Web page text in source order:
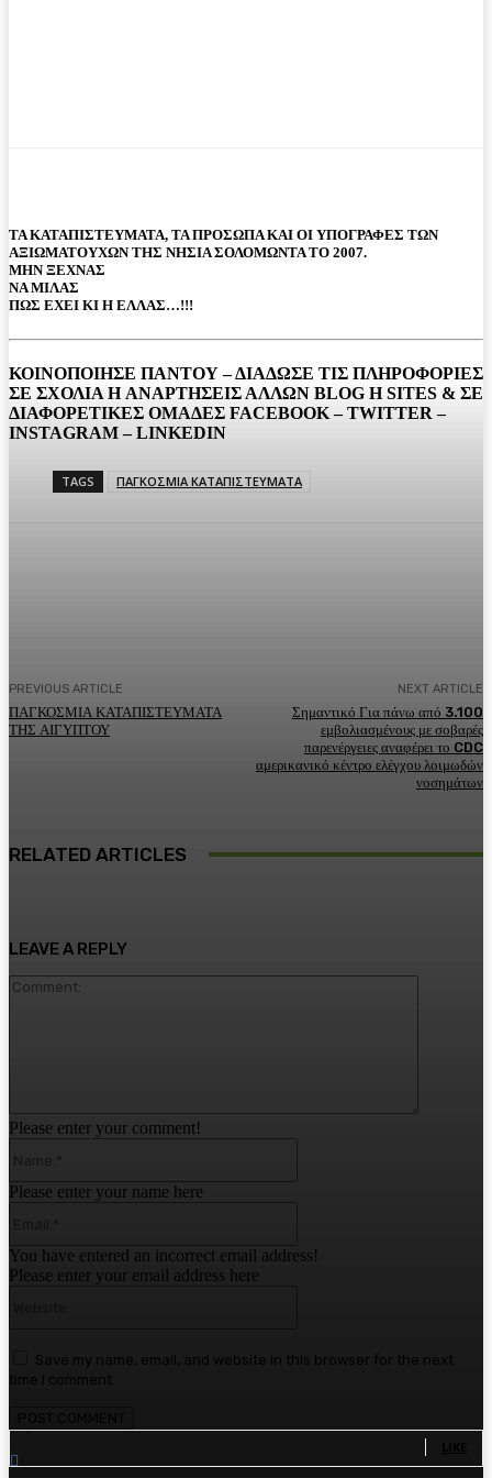
ΤΑ ΚΑΤΑΠΙΣΤΕΥΜΑΤΑ, ΤΑ ΠΡΟΣΩΠΑ ΚΑΙ ΟΙ ΥΠΟΓΡΑΦΕΣ ΤΩΝ
ΑΞΙΩΜΑΤΟΥΧΩΝ ΤΗΣ ΝΗΣΙΑ ΣΟΛΟΜΩΝΤΑ ΤΟ 2007.
ΜΗΝ ΞΕΧΝΑΣ
ΝΑ ΜΙΛΑΣ
ΠΩΣ ΕΧΕΙ ΚΙ Η ΕΛΛΑΣ…!!!
ΚΟΙΝΟΠΟΙΗΣΕ ΠΑΝΤΟΥ – ΔΙΑΔΩΣΕ ΤΙΣ ΠΛΗΡΟΦΟΡΙΕΣ
ΣΕ ΣΧΟΛΙΑ H ΑΝAΡΤΗΣΕΙΣ ΑΛΛΩΝ BLOG H SITES & ΣΕ
ΔΙΑΦΟΡΕTIKEΣ ΟΜΑΔΕΣ FACEBOOK – TWITTER –
INSTAGRAM – LINKEDIN
TAGS ΠΑΓΚΟΣΜΙΑ ΚΑΤΑΠΙΣΤΕΥΜΑΤΑ
PREVIOUS ARTICLE
ΠΑΓΚΟΣΜΙΑ ΚΑΤΑΠΙΣΤΕΥΜΑΤΑ
ΤΗΣ ΑΙΓΥΠΤΟΥ
NEXT ARTICLE
Σημαντικό Για πάνω από 3.100
εμβολιασμένους με σοβαρές
παρενέργειες αναφέρει το CDC
αμερικανικό κέντρο ελέγχου λοιμωδών
νοσημάτων
RELATED ARTICLES
LEAVE A REPLY
Please enter your comment!
Please enter your name here
You have entered an incorrect email address!
Please enter your email address here
Save my name, email, and website in this browser for the next
time I comment.
1,780 Fans
1,570 Followers